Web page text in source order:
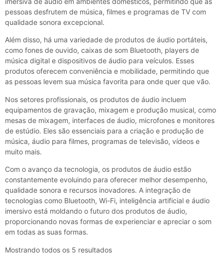
pessoas desfrutem de música, filmes e programas de TV com
qualidade sonora excepcional.
Além disso, há uma variedade de produtos de áudio portáteis,
como fones de ouvido, caixas de som Bluetooth, players de
música digital e dispositivos de áudio para veículos. Esses
produtos oferecem conveniência e mobilidade, permitindo que
as pessoas levem sua música favorita para onde quer que vão.
Nos setores profissionais, os produtos de áudio incluem
equipamentos de gravação, mixagem e produção musical, como
mesas de mixagem, interfaces de áudio, microfones e monitores
de estúdio. Eles são essenciais para a criação e produção de
música, áudio para filmes, programas de televisão, vídeos e
muito mais.
Com o avanço da tecnologia, os produtos de áudio estão
constantemente evoluindo para oferecer melhor desempenho,
qualidade sonora e recursos inovadores. A integração de
tecnologias como Bluetooth, Wi-Fi, inteligência artificial e áudio
imersivo está moldando o futuro dos produtos de áudio,
proporcionando novas formas de experienciar e apreciar o som
em todas as suas formas.
Mostrando todos os 5 resultados